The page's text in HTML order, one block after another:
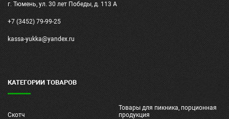
г. Тюмень, ул. 30 лет Победы, д. 113 А
+7 (3452) 79-99-25
kassa-yukka@yandex.ru
КАТЕГОРИИ ТОВАРОВ
Скотч
Товары для пикника, порционная
продукция